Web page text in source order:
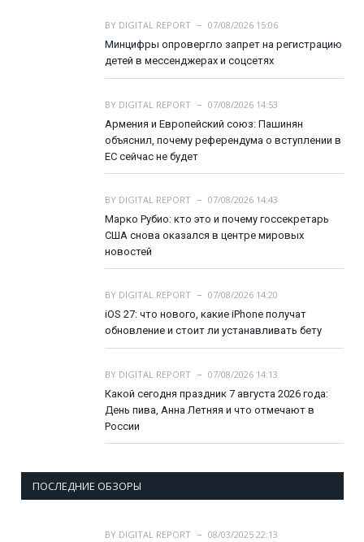
BY DIGITAL REPORT
07/08/2026 15:06
Минцифры опровергло запрет на регистрацию
детей в мессенджерах и соцсетях
BY DIGITAL REPORT
07/08/2026 14:53
Армения и Европейский союз: Пашинян
объяснил, почему референдума о вступлении в
ЕС сейчас не будет
BY DIGITAL REPORT
07/08/2026 14:43
Марко Рубио: кто это и почему госсекретарь
США снова оказался в центре мировых
новостей
BY DIGITAL REPORT
07/08/2026 14:20
iOS 27: что нового, какие iPhone получат
обновление и стоит ли устанавливать бету
BY DIGITAL REPORT
07/08/2026 14:13
Какой сегодня праздник 7 августа 2026 года:
День пива, Анна Летняя и что отмечают в
России
ПОСЛЕДНИЕ ОБЗОРЫ
BY DIGITAL REPORT
08/03/2025 22:13